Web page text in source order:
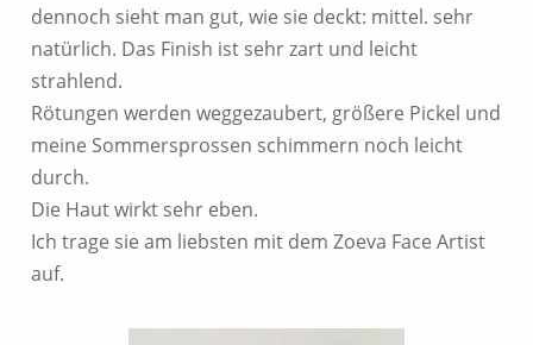
dennoch sieht man gut, wie sie deckt: mittel. sehr
natürlich. Das Finish ist sehr zart und leicht
strahlend.
Rötungen werden weggezaubert, größere Pickel und
meine Sommersprossen schimmern noch leicht
durch.
Die Haut wirkt sehr eben.
Ich trage sie am liebsten mit dem Zoeva Face Artist
auf.